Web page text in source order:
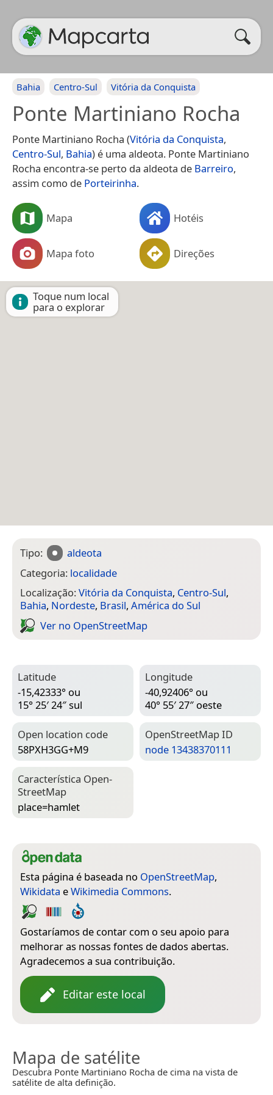
Bahia Centro-Sul Vitória da Conquista
Ponte Martiniano Rocha
Ponte Martiniano Rocha (Vitória da Conquista,
Centro-Sul, Bahia) é uma aldeota. Ponte Martiniano
Rocha encontra-se perto da aldeota de Barreiro,
assim como de Porteirinha.
Mapa Hotéis
Mapa foto Direções
Toque num local
para o explorar
Tipo:
aldeota
Categoria: localidade
Localização:Vitória da Conquista, Centro-Sul,
Bahia, Nordeste, Brasil, América do Sul
Ver no Open­Street­Map
Latitude
-15,42333° ou
15° 25′ 24″ sul
Longitude
-40,92406° ou
40° 55′ 27″ oeste
Open location code
58PXH3GG+M9
Open­Street­Map ID
node 13438370111
Característica Open­
Street­Map
place=­hamlet
Esta página é baseada no OpenStreetMap,
Wikidata eWikimedia Commons.
Gostaríamos de contar com o seu apoio para
melhorar as nossas fontes de dados abertas.
Agradecemos a sua contribuição.
Editar este local
Mapa de satélite
Descubra Ponte Martiniano Rocha de cima na vista de
satélite de alta definição.